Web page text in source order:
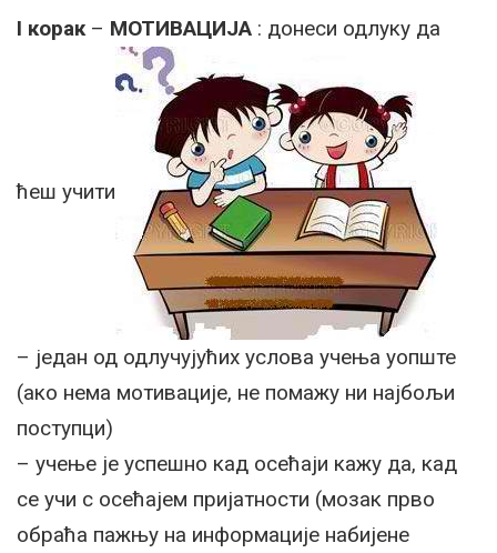
I корак– МОТИВАЦИЈА : донеси одлуку да
ћеш учити
– један од одлучујућих услова учења уопште
(ако нема мотивације, не помажу ни најбољи
поступци)
– учење је успешно кад осећаји кажу да, кад
се учи с осећајем пријатности (мозак прво
обраћа пажњу на информације набијене